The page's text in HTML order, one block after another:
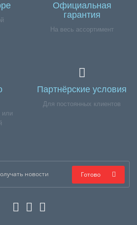
Официальная
гарантия
На весь ассортимент
Партнёрские условия
Для постоянных клиентов
Готово